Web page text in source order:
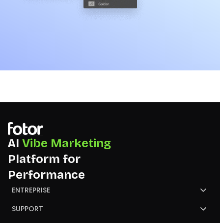
AI Vibe Marketing
Platform for
Performance
ENTREPRISE
À propos de Fotor
SUPPORT